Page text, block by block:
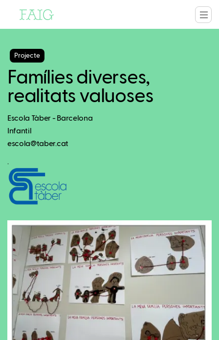
Projecte
Famílies diverses,
realitats valuoses
Escola Tàber - Barcelona
Infantil
escola@taber.cat
.